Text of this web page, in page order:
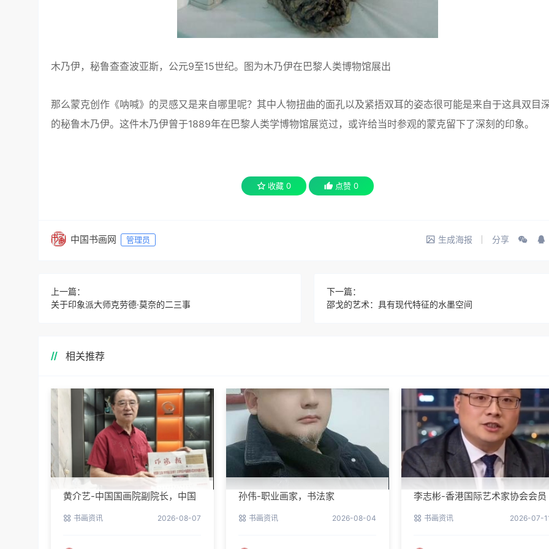
木乃伊，秘鲁查查波亚斯，公元9至15世纪。图为木乃伊在巴黎人类博物馆展出
那么蒙克创作《呐喊》的灵感又是来自哪里呢？其中人物扭曲的面孔以及紧捂双耳的姿态很可能是来自于这具双目
的秘鲁木乃伊。这件木乃伊曾于1889年在巴黎人类学博物馆展览过，或许给当时参观的蒙克留下了深刻的印象。
收藏 0 点赞 0
中国书画网 管理员 生成海报 分享
上一篇：
关于印象派大师克劳德·莫奈的二三事
下一篇：
邵戈的艺术：具有现代特征的水墨空间
相关推荐
黄介艺-中国国画院副院长，中国
书画资讯 2026-08-07
孙伟-职业画家，书法家
书画资讯 2026-08-04
李志彬-香港国际艺术家协会会员
书画资讯 2026-07-